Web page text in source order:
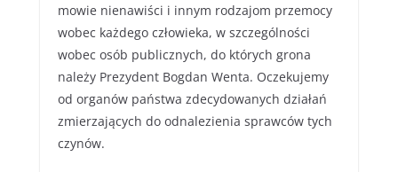
mowie nienawiści i innym rodzajom przemocy
wobec każdego człowieka, w szczególności
wobec osób publicznych, do których grona
należy Prezydent Bogdan Wenta. Oczekujemy
od organów państwa zdecydowanych działań
zmierzających do odnalezienia sprawców tych
czynów.